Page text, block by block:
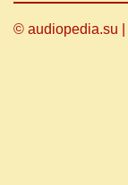
© audiopedia.su |